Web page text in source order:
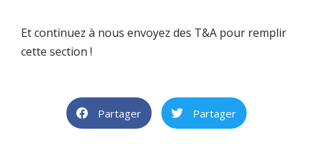
Et continuez à nous envoyez des T&A pour remplir
cette section !
Partager Partager